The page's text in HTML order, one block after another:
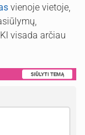
vienoje vietoje,
visada arčiau